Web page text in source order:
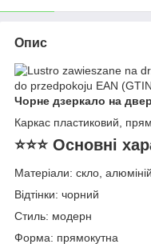
Опис
Чорне дзеркало на
Каркас пластиковий,
⭐⭐⭐ Основні
Матеріали: скло,
Відтінки: чорний
Стиль: модерн
Форма: прямокутна